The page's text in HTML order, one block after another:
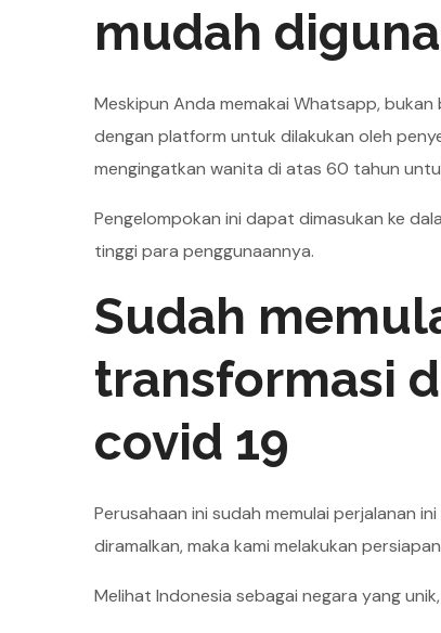
mudah
Meskipun Anda memakai Whatsapp,
dengan platform untuk dilakukan oleh
mengingatkan wanita di atas 60 tahun
Pengelompokan ini dapat dimasukan ke
tinggi para penggunaannya.
Sudah
transformasi
covid 19
Perusahaan ini sudah memulai perjalanan
diramalkan, maka kami melakukan
Melihat Indonesia sebagai negara yang